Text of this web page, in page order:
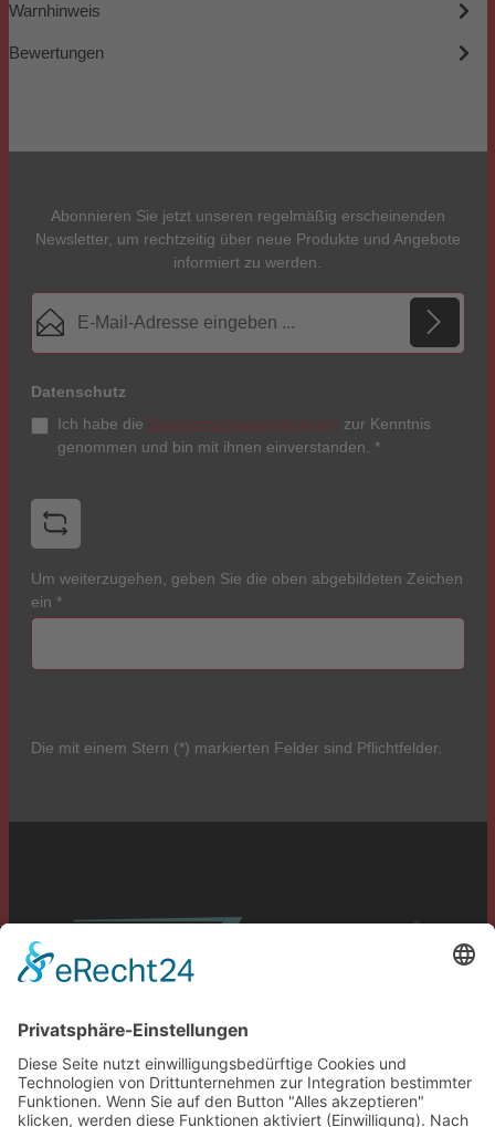
Warnhinweis
Bewertungen
Abonnieren Sie jetzt unseren regelmäßig erscheinenden
Newsletter, um rechtzeitig über neue Produkte und Angebote
informiert zu werden.
E-Mail-Adresse*
Datenschutz
Ich habe die Datenschutzbestimmungen zur Kenntnis
genommen und bin mit ihnen einverstanden. *
Um weiterzugehen, geben Sie die oben abgebildeten Zeichen
ein *
Die mit einem Stern (*) markierten Felder sind Pflichtfelder.
Service